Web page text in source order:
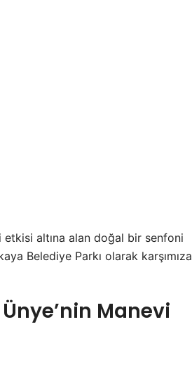
etkisi altına alan doğal bir senfoni
Belediye Parkı olarak karşımıza
Manevi